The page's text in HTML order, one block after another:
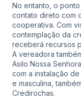
No entanto, o
contato direto com
cooperativa. Com
contemplação da
receberá recursos
A vereadora
Asilo Nossa
com a instalação
e masculina,
Credirochas.